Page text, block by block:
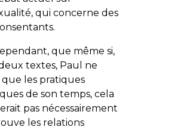
qui concerne des
que même si,
textes, Paul ne
les pratiques
de son temps, cela
pas nécessairement
les relations